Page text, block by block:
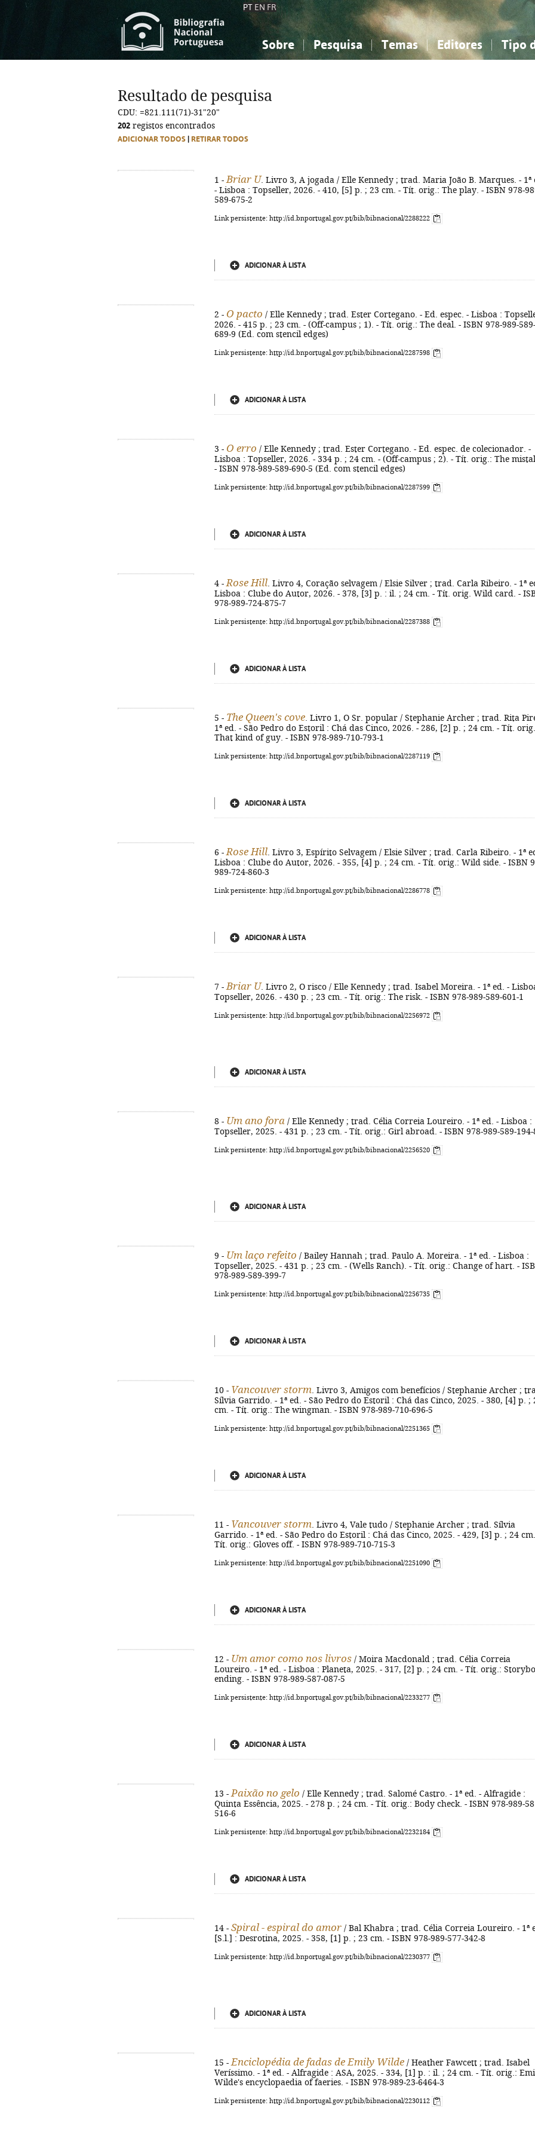
PT EN FR
Sobre Pesquisa Temas
Ciências sociais...
Editores Tipo
Ciências sociais...
Resultado de pesquisa
CDU: =821.111(71)-31"20"
202 registos encontrados
ADICIONAR TODOS RETIRAR TODOS
1 - Briar U . Livro 3, A jogada / Elle Kennedy ; trad. Maria João B. Marques. - 1ª
- Lisboa : Topseller, 2026. - 410, [5] p. ; 23 cm. - Tít. orig.: The play. - ISBN 978-
589-675-2
Link persistente: http://id.bnportugal.gov.pt/bib/bibnacional/2288222
ADICIONAR À LISTA
2 - O pacto / Elle Kennedy ; trad. Ester Cortegano. - Ed. espec. - Lisboa :
2026. - 415 p. ; 23 cm. - (Off-campus ; 1). - Tít. orig.: The deal. - ISBN 978-989-589-
689-9 (Ed. com stencil edges)
Link persistente: http://id.bnportugal.gov.pt/bib/bibnacional/2287598
ADICIONAR À LISTA
3 - O erro / Elle Kennedy ; trad. Ester Cortegano. - Ed. espec. de colecionador. -
Lisboa : Topseller, 2026. - 334 p. ; 24 cm. - (Off-campus ; 2). - Tít. orig.: The
- ISBN 978-989-589-690-5 (Ed. com stencil edges)
Link persistente: http://id.bnportugal.gov.pt/bib/bibnacional/2287599
ADICIONAR À LISTA
4 - Rose Hill . Livro 4, Coração selvagem / Elsie Silver ; trad. Carla Ribeiro. - 1ª
Lisboa : Clube do Autor, 2026. - 378, [3] p. : il. ; 24 cm. - Tít. orig. Wild card. -
978-989-724-875-7
Link persistente: http://id.bnportugal.gov.pt/bib/bibnacional/2287388
ADICIONAR À LISTA
5 - The Queen's cove . Livro 1, O Sr. popular / Stephanie Archer ; trad. Rita
1ª ed. - São Pedro do Estoril : Chá das Cinco, 2026. - 286, [2] p. ; 24 cm. - Tít.
That kind of guy. - ISBN 978-989-710-793-1
Link persistente: http://id.bnportugal.gov.pt/bib/bibnacional/2287119
ADICIONAR À LISTA
6 - Rose Hill . Livro 3, Espírito Selvagem / Elsie Silver ; trad. Carla Ribeiro. - 1ª
Lisboa : Clube do Autor, 2026. - 355, [4] p. ; 24 cm. - Tít. orig.: Wild side. - ISBN
989-724-860-3
Link persistente: http://id.bnportugal.gov.pt/bib/bibnacional/2286778
ADICIONAR À LISTA
7 - Briar U . Livro 2, O risco / Elle Kennedy ; trad. Isabel Moreira. - 1ª ed. -
Topseller, 2026. - 430 p. ; 23 cm. - Tít. orig.: The risk. - ISBN 978-989-589-601-1
Link persistente: http://id.bnportugal.gov.pt/bib/bibnacional/2256972
ADICIONAR À LISTA
8 - Um ano fora / Elle Kennedy ; trad. Célia Correia Loureiro. - 1ª ed. - Lisboa :
Topseller, 2025. - 431 p. ; 23 cm. - Tít. orig.: Girl abroad. - ISBN 978-989-589-194-
Link persistente: http://id.bnportugal.gov.pt/bib/bibnacional/2256520
ADICIONAR À LISTA
9 - Um laço refeito / Bailey Hannah ; trad. Paulo A. Moreira. - 1ª ed. - Lisboa :
Topseller, 2025. - 431 p. ; 23 cm. - (Wells Ranch). - Tít. orig.: Change of hart. -
978-989-589-399-7
Link persistente: http://id.bnportugal.gov.pt/bib/bibnacional/2256735
ADICIONAR À LISTA
10 - Vancouver storm . Livro 3, Amigos com benefícios / Stephanie Archer ;
Sílvia Garrido. - 1ª ed. - São Pedro do Estoril : Chá das Cinco, 2025. - 380, [4] p. ;
cm. - Tít. orig.: The wingman. - ISBN 978-989-710-696-5
Link persistente: http://id.bnportugal.gov.pt/bib/bibnacional/2251365
ADICIONAR À LISTA
11 - Vancouver storm . Livro 4, Vale tudo / Stephanie Archer ; trad. Sílvia
Garrido. - 1ª ed. - São Pedro do Estoril : Chá das Cinco, 2025. - 429, [3] p. ; 24
Tít. orig.: Gloves off. - ISBN 978-989-710-715-3
Link persistente: http://id.bnportugal.gov.pt/bib/bibnacional/2251090
ADICIONAR À LISTA
12 - Um amor como nos livros / Moira Macdonald ; trad. Célia Correia
Loureiro. - 1ª ed. - Lisboa : Planeta, 2025. - 317, [2] p. ; 24 cm. - Tít. orig.:
ending. - ISBN 978-989-587-087-5
Link persistente: http://id.bnportugal.gov.pt/bib/bibnacional/2233277
ADICIONAR À LISTA
13 - Paixão no gelo / Elle Kennedy ; trad. Salomé Castro. - 1ª ed. - Alfragide :
Quinta Essência, 2025. - 278 p. ; 24 cm. - Tít. orig.: Body check. - ISBN 978-989-
516-6
Link persistente: http://id.bnportugal.gov.pt/bib/bibnacional/2232184
ADICIONAR À LISTA
14 - Spiral - espiral do amor / Bal Khabra ; trad. Célia Correia Loureiro. - 1ª
[S.l.] : Desrotina, 2025. - 358, [1] p. ; 23 cm. - ISBN 978-989-577-342-8
Link persistente: http://id.bnportugal.gov.pt/bib/bibnacional/2230377
ADICIONAR À LISTA
15 - Enciclopédia de fadas de Emily Wilde / Heather Fawcett ; trad. Isabel
Veríssimo. - 1ª ed. - Alfragide : ASA, 2025. - 334, [1] p. : il. ; 24 cm. - Tít. orig.:
Wilde's encyclopaedia of faeries. - ISBN 978-989-23-6464-3
Link persistente: http://id.bnportugal.gov.pt/bib/bibnacional/2230112